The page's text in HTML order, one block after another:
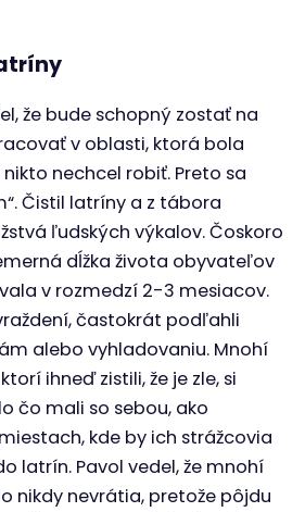
že bude schopný zostať na
v oblasti, ktorá bola
nechcel robiť. Preto sa
Čistil latríny a z tábora
ľudských výkalov. Čoskoro
dĺžka života obyvateľov
v rozmedzí 2-3 mesiacov.
častokrát podľahli
alebo vyhladovaniu. Mnohí
ihneď zistili, že je zle, si
čo mali so sebou, ako
kde by ich strážcovia
latrín. Pavol vedel, že mnohí
nikdy nevrátia, pretože pôjdu